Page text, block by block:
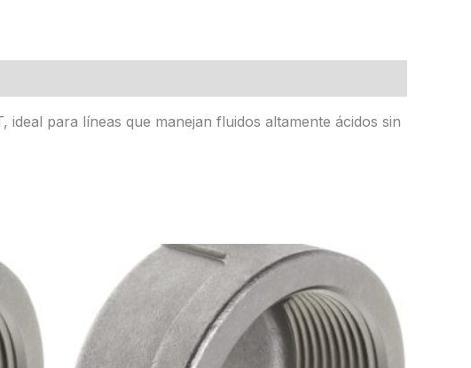
para líneas que manejan fluidos altamente ácidos sin